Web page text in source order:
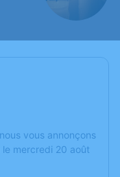
vous annonçons
le mercredi 20 août